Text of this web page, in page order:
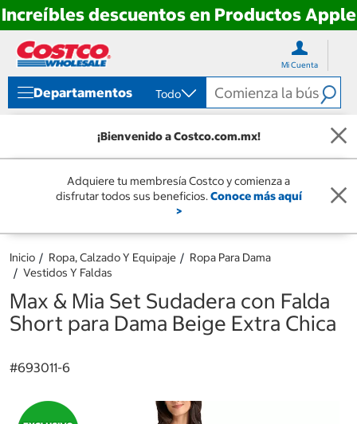
Increíbles descuentos en Productos Apple
directo
contenido
directo
menú
navegación
Mi Cuenta
Departamentos Todo
¡Bienvenido a Costco.com.mx!
Adquiere tu membresía Costco y comienza a
disfrutar todos sus beneficios.Conoce más aquí
>
Inicio Ropa, Calzado Y Equipaje
Ropa Para Dama
Vestidos Y Faldas
Max & Mia Set Sudadera con Falda
Short para Dama Beige Extra Chica
#693011-6